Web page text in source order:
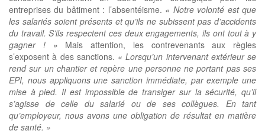
entreprises du bâtiment : l’absentéisme. « Notre volonté est que
les salariés soient présents et qu’ils ne subissent pas d’accidents
du travail. S’ils respectent ces deux engagements, ils ont tout à y
gagner ! » Mais attention, les contrevenants aux règles
s’exposent à des sanctions. « Lorsqu’un intervenant extérieur se
rend sur un chantier et repère une personne ne portant pas ses
EPI, nous appliquons une sanction immédiate, par exemple une
mise à pied. Il est impossible de transiger sur la sécurité, qu’il
s’agisse de celle du salarié ou de ses collègues. En tant
qu’employeur, nous avons une obligation de résultat en matière
de santé. »